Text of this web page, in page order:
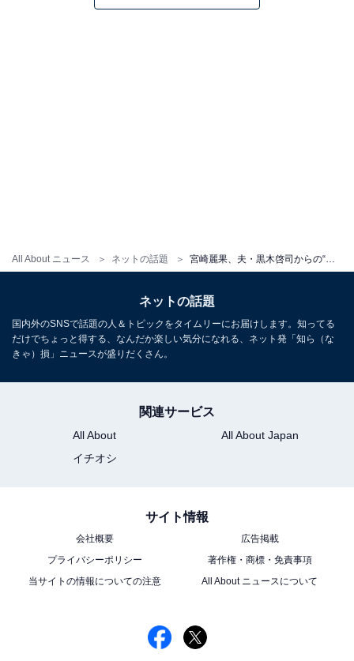
All About ニュース ネットの話題
ネットの話題
国内外のSNSで話題の人＆トピックをタイムリーにお届けします。知ってる
だけでちょっと得する、なんだか楽しい気分になれる、ネット発「知ら（な
きゃ）損」ニュースが盛りだくさん。
関連サービス
All About
All About Japan
イチオシ
サイト情報
会社概要
広告掲載
プライバシーポリシー
著作権・商標・免責事項
当サイトの情報についての注意
All About ニュースについて